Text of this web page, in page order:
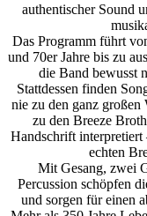
authentischer Sound
Das Programm führt
und 70er Jahre bis zu
die Band bewusst
Stattdessen finden
nie zu den ganz großen
zu den Breeze
Handschrift interpretiert
echten
Mit Gesang, zwei
Percussion schöpfen
und sorgen für einen